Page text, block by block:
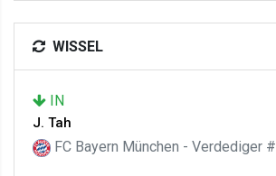
WISSEL
IN
J. Tah
FC Bayern München - Verdediger #